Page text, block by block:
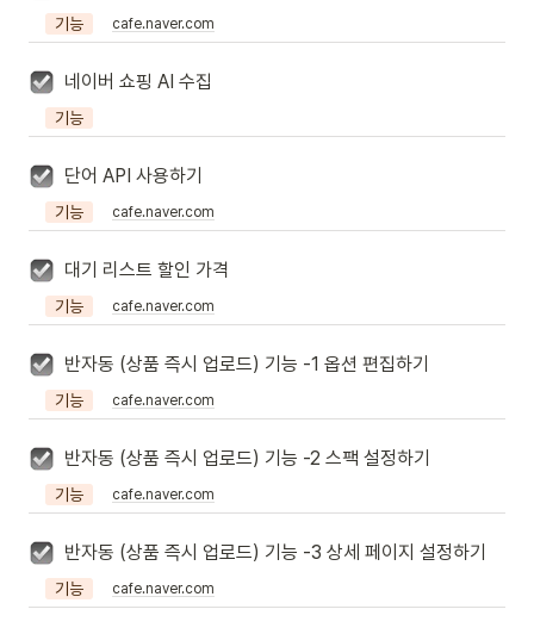
기능 cafe.naver.com
네이버 쇼핑 AI 수집
기능
단어 API 사용하기
기능 cafe.naver.com
대기 리스트 할인 가격
기능 cafe.naver.com
반자동 (상품 즉시 업로드) 기능 -1 옵션 편집하기
기능 cafe.naver.com
반자동 (상품 즉시 업로드) 기능 -2 스팩 설정하기
기능 cafe.naver.com
반자동 (상품 즉시 업로드) 기능 -3 상세 페이지 설정하기
기능 cafe.naver.com